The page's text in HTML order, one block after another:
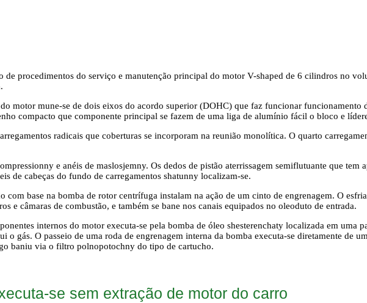
de procedimentos do serviço e manutenção principal do motor V-shaped de 6 cilindros no
motor mune-se de dois eixos do acordo superior (DOHC) que faz funcionar funcionamento
compacto que componente principal se fazem de uma liga de alumínio fácil o bloco e
radicais que coberturas se incorporam na reunião monolítica. O quarto
e anéis de maslosjemny. Os dedos de pistão aterrissagem semiflutuante que tem
de cabeças do fundo de carregamentos shatunny localizam-se.
com base na bomba de rotor centrífuga instalam na ação de um cinto de engrenagem. O
e câmaras de combustão, e também se bane nos canais equipados no oleoduto de entrada.
internos do motor executa-se pela bomba de óleo shesterenchaty localizada em uma
o gás. O passeio de uma roda de engrenagem interna da bomba executa-se diretamente de
baniu via o filtro polnopotochny do tipo de cartucho.
se sem extração de motor do carro